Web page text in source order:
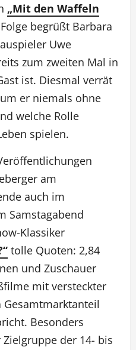
„Mit den Waffeln
begrüßt Barbara
Uwe
zum zweiten Mal in
ist. Diesmal verrät
er niemals ohne
welche Rolle
spielen.
am
auch im
Samstagabend
Klassiker
tolle Quoten: 2,84
und Zuschauer
mit versteckter
Gesamtmarktanteil
Besonders
der 14- bis